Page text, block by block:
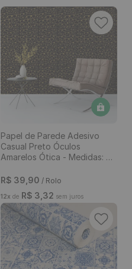
Papel de Parede Adesivo
Tijolinho Branco - Medidas:
48 x 300 cm
R$ 39, 90 / Rolo
12xdeR$ 3 ,32 sem juros
Papel de Parede Adesivo
Casual Preto Óculos
Amarelos Ótica - Medidas: 48
x 300 cm